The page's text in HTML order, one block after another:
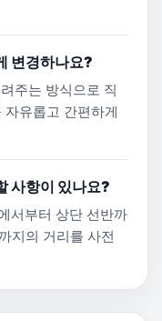
변경하나요?
주는 방식으로 직
유롭고 간편하게
사항이 있나요?
서부터 상단 선반까
지의 거리를 사전